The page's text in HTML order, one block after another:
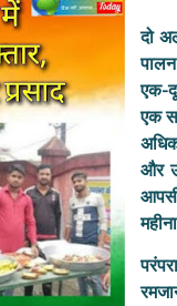
दो
एक-
एक
और